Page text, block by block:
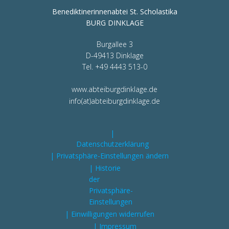
Benediktinerinnenabtei St. Scholastika
BURG DINKLAGE
Burgallee 3
D-49413 Dinklage
Tel. +49 4443 513-0
www.abteiburgdinklage.de
info(at)abteiburgdinklage.de
|
Datenschutzerklärung
| Privatsphäre-Einstellungen ändern
| Historie
der
Privatsphäre-
Einstellungen
| Einwilligungen widerrufen
| Impressum